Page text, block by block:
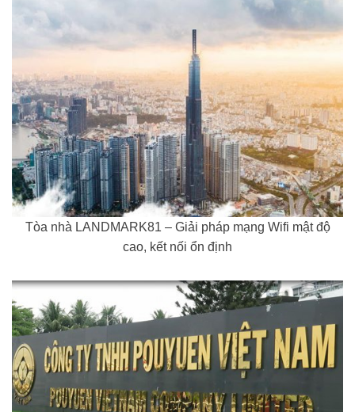
Tòa nhà LANDMARK81 – Giải pháp mạng Wifi mật độ
cao, kết nối ổn định